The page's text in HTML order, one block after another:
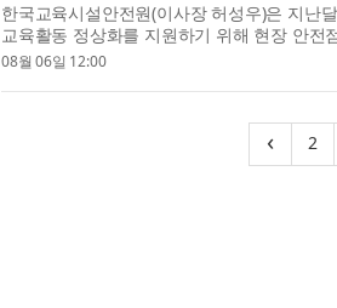
한국교육시설안전원(이사장 허성우)은 지난
교육활동 정상화를 지원하기 위해 현장 안
혔다. 허성우 한국교육시설안전원 이사장...
08월 06일 12:00
‹ 2